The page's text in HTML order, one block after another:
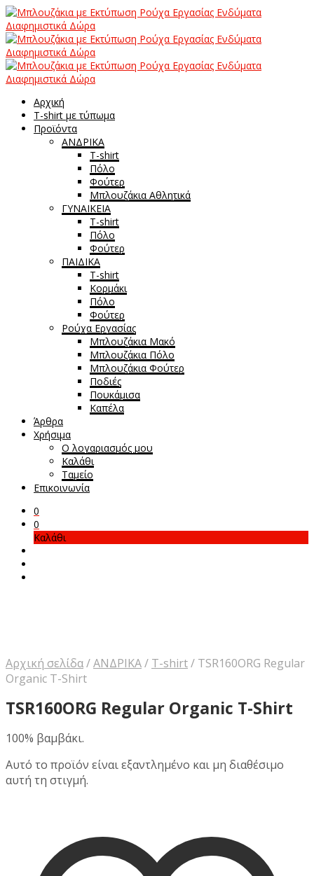
Αρχική
T-shirt με τύπωμα
Προϊόντα
ΑΝΔΡΙΚΑ
T-shirt
Πόλο
Φούτερ
Μπλουζάκια Αθλητικά
ΓΥΝΑΙΚΕΙΑ
T-shirt
Πόλο
Φούτερ
ΠΑΙΔΙΚΑ
T-shirt
Κορμάκι
Πόλο
Φούτερ
Ρούχα Εργασίας
Μπλουζάκια Μακό
Μπλουζάκια Πόλο
Μπλουζάκια Φούτερ
Ποδιές
Πουκάμισα
Καπέλα
Άρθρα
Χρήσιμα
Ο λογαριασμός μου
Καλάθι
Ταμείο
Επικοινωνία
0
0
Καλάθι
Αρχική σελίδα/ΑΝΔΡΙΚΑ/ T-shirt/ TSR160ORG Regular
Organic T-Shirt
TSR160ORG Regular Organic T-Shirt
100% βαμβάκι.
Αυτό το προϊόν είναι εξαντλημένο και μη διαθέσιμο
αυτή τη στιγμή.